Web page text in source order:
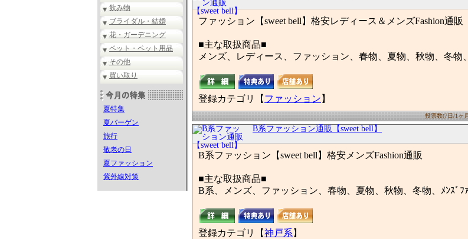
飲み物
ブライダル・結婚
花・ガーデニング
ペット・ペット用品
その他
買い取り
夏特集
夏バーゲン
旅行
敬老の日
夏ファッション
紫外線対策
ファッション【sweet bell】格安レディース＆メンズFashion通販
■主な取扱商品■
メンズ、レディース、ファッション、春物、夏物、秋物、冬物
登録カテゴリ【 ファッション 】
投票数(7日/1ヶ
B系ファッション通販【sweet bell】
B系ファッション【sweet bell】格安メンズFashion通販
■主な取扱商品■
B系、メンズ、ファッション、春物、夏物、秋物、冬物、ﾒﾝｽﾞﾌ
登録カテゴリ【神戸系】